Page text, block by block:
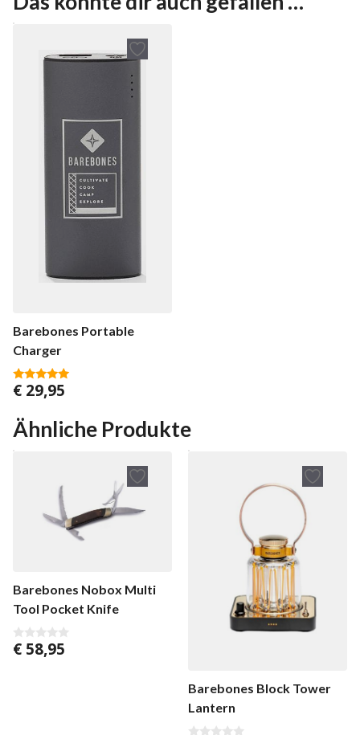
Barebones Portable
Charger
5.00
von 5
€ 29,95
Ähnliche Produkte
Barebones Nobox Multi
Tool Pocket Knife
0
v
€ 58,95
Barebones Block Tower
Lantern